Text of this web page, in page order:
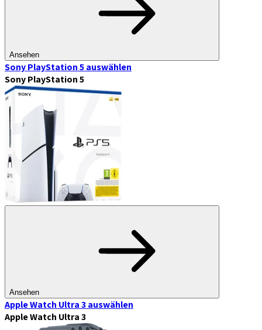
Ansehen
Sony PlayStation 5auswählen
Sony PlayStation 5
Ansehen
Apple Watch Ultra 3auswählen
Apple Watch Ultra 3